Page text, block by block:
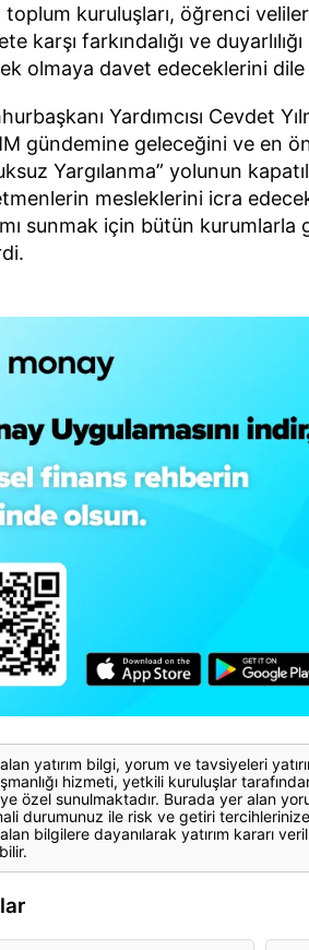
toplum kuruluşları, öğrenci
karşı farkındalığı ve
olmaya davet edeceklerini
Yardımcısı Cevdet
gündemine geleceğini ve en
Yargılanma” yolunun
mesleklerini icra
sunmak için bütün kurumlarla
yatırım bilgi, yorum ve tavsiyeleri
hizmeti, yetkili kuruluşlar
özel sunulmaktadır. Burada yer alan
durumunuz ile risk ve getiri
bilgilere dayanılarak yatırım kararı